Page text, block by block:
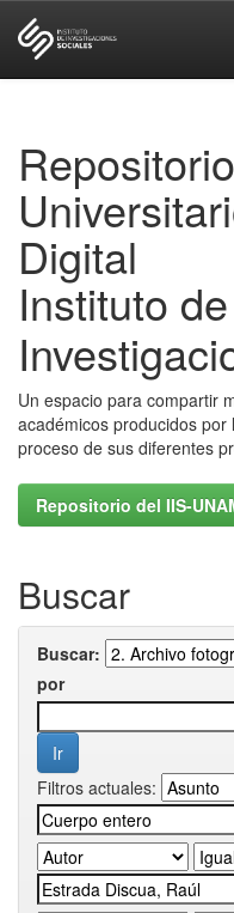
Repositorio
Digital
Instituto de
Un espacio para compartir
académicos producidos
proceso de sus diferentes
Repositorio del IIS-
Buscar
Buscar:
por
Filtros actuales: